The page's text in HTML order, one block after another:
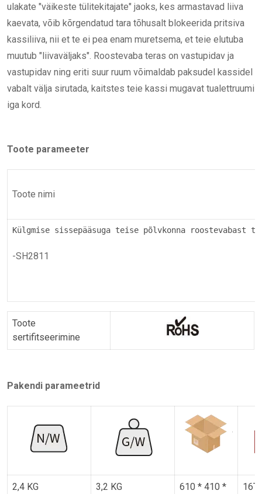
ulakate "väikeste tülitekitajate" jaoks, kes armastavad liiva
kaevata, võib kõrgendatud tara tõhusalt blokeerida pritsiva
kassiliiva, nii et te ei pea enam muretsema, et teie elutuba
muutub "liivaväljaks". Roostevaba teras on vastupidav ja
vastupidav ning eriti suur ruum võimaldab paksudel kassidel
vabalt välja sirutada, kaitstes teie kassi mugavat tualettruumi
iga kord.
Toote parameeter
Toote nimi
Külgmise sissepääsuga teise põlvkonna roostevabast
-SH2811
Toote
sertifitseerimine
Pakendi parameetrid
2,4 KG 3,2 KG
610 * 410 *